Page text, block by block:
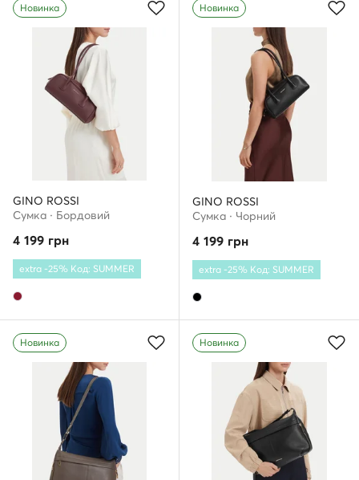
Новинка
GINO ROSSI
Сумка · Бордовий
4 199 грн
extra -25% Код: SUMMER
Новинка
GINO ROSSI
Сумка · Чорний
4 199 грн
extra -25% Код: SUMMER
Новинка Новинка